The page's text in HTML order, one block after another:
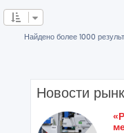
Найдено более 1000
Новости